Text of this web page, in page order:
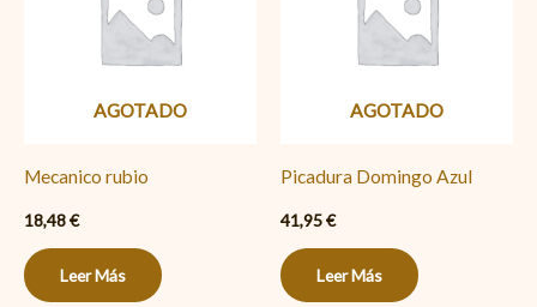
AGOTADO
Mecanico rubio
18,48€
Leer Más
AGOTADO
Picadura Domingo Azul
41,95€
Leer Más